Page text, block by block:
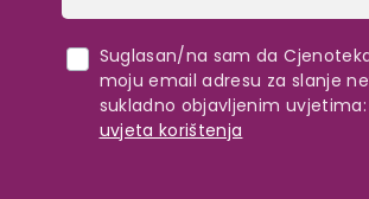
Suglasan/na sam da
moju email adresu za slanje
sukladno objavljenim uvjetima:
uvjeta korištenja